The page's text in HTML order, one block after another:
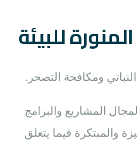
للبيئة
ومكافحة التصحر.
المشاريع والبرامج
والمبتكرة فيما يتعلق